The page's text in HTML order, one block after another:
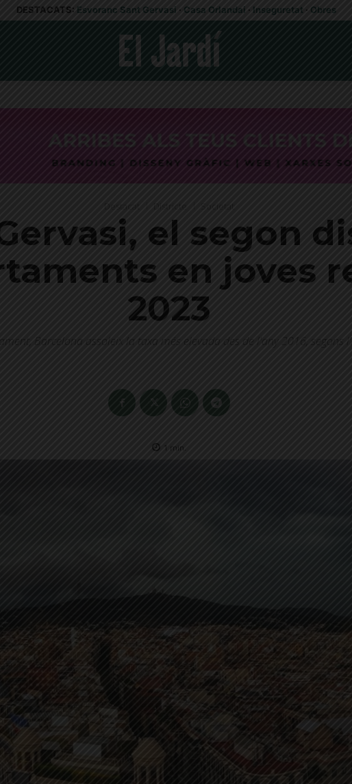
DESTACATS: Esvoranc Sant Gervasi · Casa Orlandai · Inseguretat · Obres
Societat
el segon
en joves
2023
Barcelona assoleix la taxa més elevada des de l'any 2016, segons
1 min.